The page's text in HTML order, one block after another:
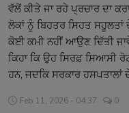
Gallery
Sponsors
Matrimonial
Event
ਵੱਲੋਂ ਕੀਤੇ ਜਾ ਰਹੇ ਪ੍ਰਚਾਰ ਦਾ
ਲੋਕਾਂ ਨੂੰ ਬਿਹਤਰ ਸਿਹਤ
ਕੋਈ ਕਮੀ ਨਹੀਂ ਆਉਣ ਦਿੱਤੀ
ਕਿਹਾ ਕਿ ਉਹ ਸਿਰਫ਼ ਸਿਆਸੀ
ਹਨ, ਜਦਕਿ ਸਰਕਾਰ ਹਸਪਤਾਲਾਂ
Feb 11, 2026 - 04:37 0